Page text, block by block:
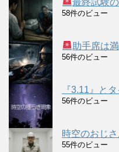
最終試験
58件のビュー
助手席は
56件のビュー
『3.11』と
56件のビュー
時空のおじ
55件のビュー